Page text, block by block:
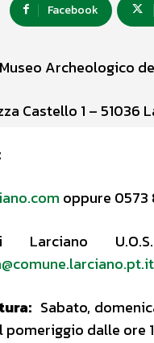
Facebook
Museo Archeologico
Castello 1 – 51036
oppure 0573
Larciano
Sabato,
pomeriggio dalle ore